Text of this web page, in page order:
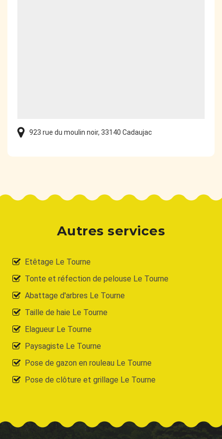
923 rue du moulin noir, 33140 Cadaujac
Autres services
Etêtage Le Tourne
Tonte et réfection de pelouse Le Tourne
Abattage d'arbres Le Tourne
Taille de haie Le Tourne
Elagueur Le Tourne
Paysagiste Le Tourne
Pose de gazon en rouleau Le Tourne
Pose de clôture et grillage Le Tourne